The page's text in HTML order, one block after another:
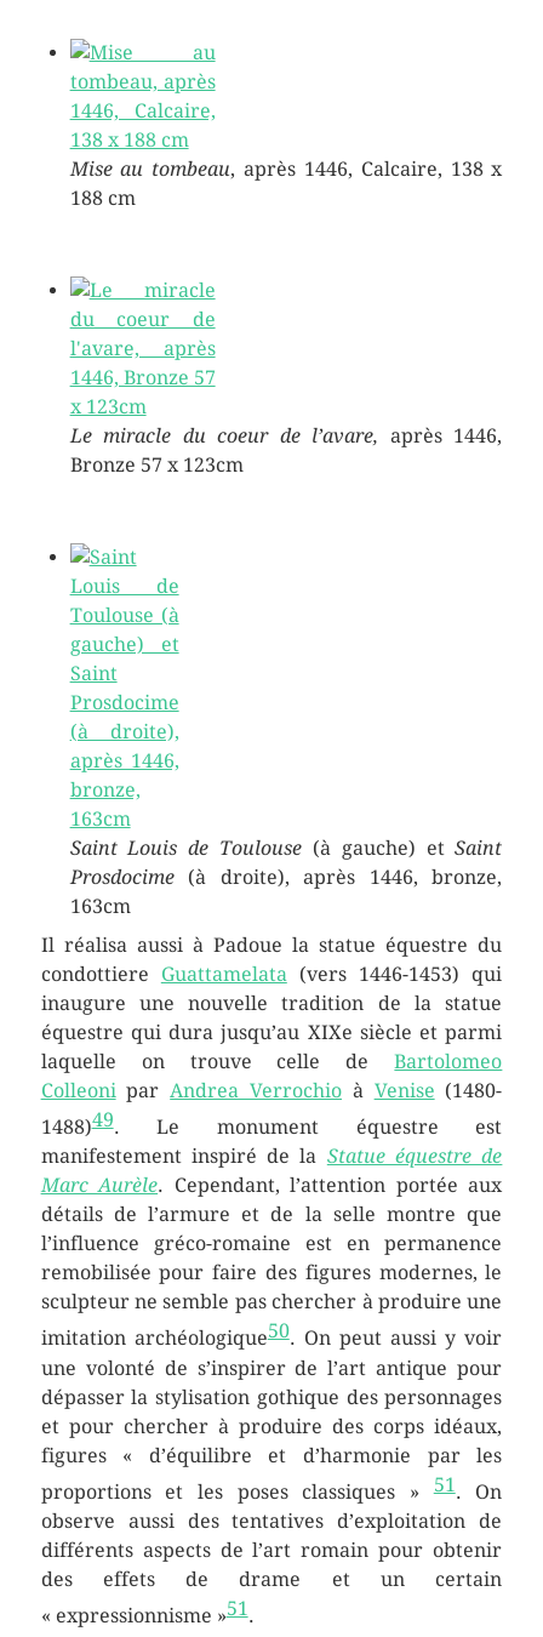
Mise au tombeau, après 1446, Calcaire, 138 x
188 cm
Le miracle du coeur de l’avare, après 1446,
Bronze 57 x 123cm
Saint Louis de Toulouse (à gauche) etSaint
Prosdocime(à droite), après 1446, bronze,
163cm
Il réalisa aussi à Padoue la statue équestre du
condottiere Guattamelata(vers 1446-1453) qui
inaugure une nouvelle tradition de la statue
équestre qui dura jusqu’au XIXe siècle et parmi
laquelle on trouve celle deBartolomeo
ColleoniparAndrea Verrochio à Venise (1480-
1488)49. Le monument équestre est
manifestement inspiré de la Statue équestre de
Marc Aurèle. Cependant, l’attention portée aux
détails de l’armure et de la selle montre que
l’influence gréco-romaine est en permanence
remobilisée pour faire des figures modernes, le
sculpteur ne semble pas chercher à produire une
imitation archéologique50. On peut aussi y voir
une volonté de s’inspirer de l’art antique pour
dépasser la stylisation gothique des personnages
et pour chercher à produire des corps idéaux,
figures « d’équilibre et d’harmonie par les
proportions et les poses classiques »51. On
observe aussi des tentatives d’exploitation de
différents aspects de l’art romain pour obtenir
des effets de drame et un certain
« expressionnisme »51.